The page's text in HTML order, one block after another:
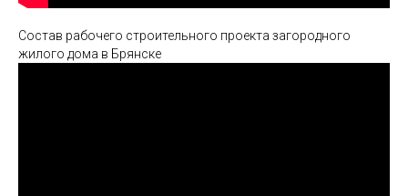
Состав рабочего строительного проекта загородного
жилого дома в Брянске